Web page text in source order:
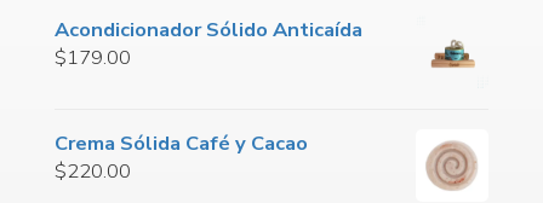
Acondicionador Sólido Anticaída
$179.00
Crema Sólida Café y Cacao
$220.00